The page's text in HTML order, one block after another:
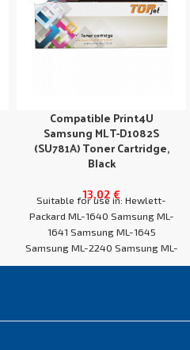
Compatible Print4U
Samsung MLT-D1082S
(SU781A) Toner Cartridge,
Black
13,02 €
Suitable for use in: Hewlett-
Packard ML-1640 Samsung ML-
1641 Samsung ML-1645
Samsung ML-2240 Samsung ML-
2241